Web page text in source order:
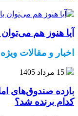
آیا هنوز هم
اخبار و مقالات ویژه
15 مرداد 1405
بازده صندوق‌های
کدام برنده شد؟